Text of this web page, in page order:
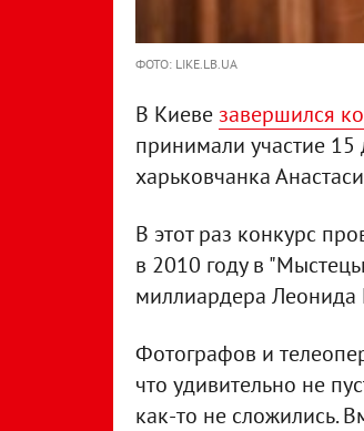
ФОТО: LIKE.LB.UA
В Киеве завершился
принимали участие
харьковчанка
В этот раз конкурс
в 2010 году в
миллиардера
Фотографов и
что удивительно не
как-то не сложились.